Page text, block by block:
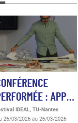
: APP…
IDEAL, TU-Nantes
26/03/2026 au 26/03/2026